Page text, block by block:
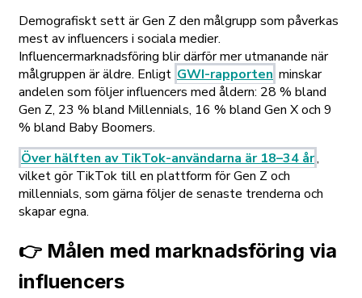
Demografiskt sett är Gen Z den målgrupp som påverkas
mest av influencers i sociala medier.
Influencermarknadsföring blir därför mer utmanande när
målgruppen är äldre. Enligt GWI-rapporten minskar
andelen som följer influencers med åldern: 28 % bland
Gen Z, 23 % bland Millennials, 16 % bland Gen X och 9
% bland Baby Boomers.
Över hälften av TikTok-användarna är 18–34 år,
vilket gör TikTok till en plattform för Gen Z och
millennials, som gärna följer de senaste trenderna och
skapar egna.
👉 Målen med marknadsföring via
influencers